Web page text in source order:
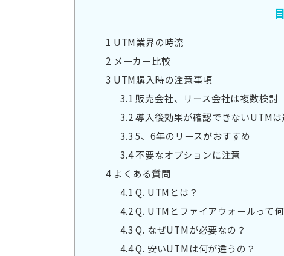
1 UTM業界の時流
2 メーカー比較
3 UTM購入時の注意事項
3.1 販売会社、リース会社は複数検討
3.2導入後効果が確認できないUTMは
3.3 5、6年のリースがおすすめ
3.4不要なオプションに注意
4よくある質問
4.1 Q. UTMとは？
4.2Q. UTMとファイアウォールって
4.3 Q. なぜUTMが必要なの？
4.4Q. 安いUTMは何が違うの？